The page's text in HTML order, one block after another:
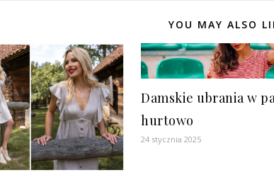
YOU MAY ALSO
Damskie ubrania w
hurtowo
24 stycznia 2025